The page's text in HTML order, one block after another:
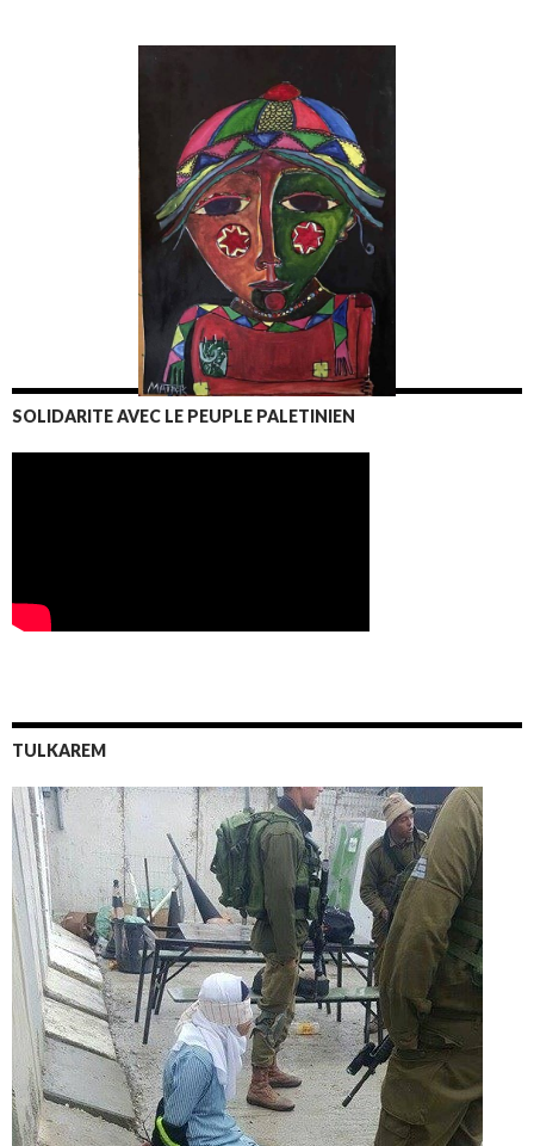
SOLIDARITE AVEC LE PEUPLE PALETINIEN
TULKAREM